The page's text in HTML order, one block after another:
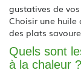
gustatives de
Choisir une
des plats
Quels sont
à la chaleur ?